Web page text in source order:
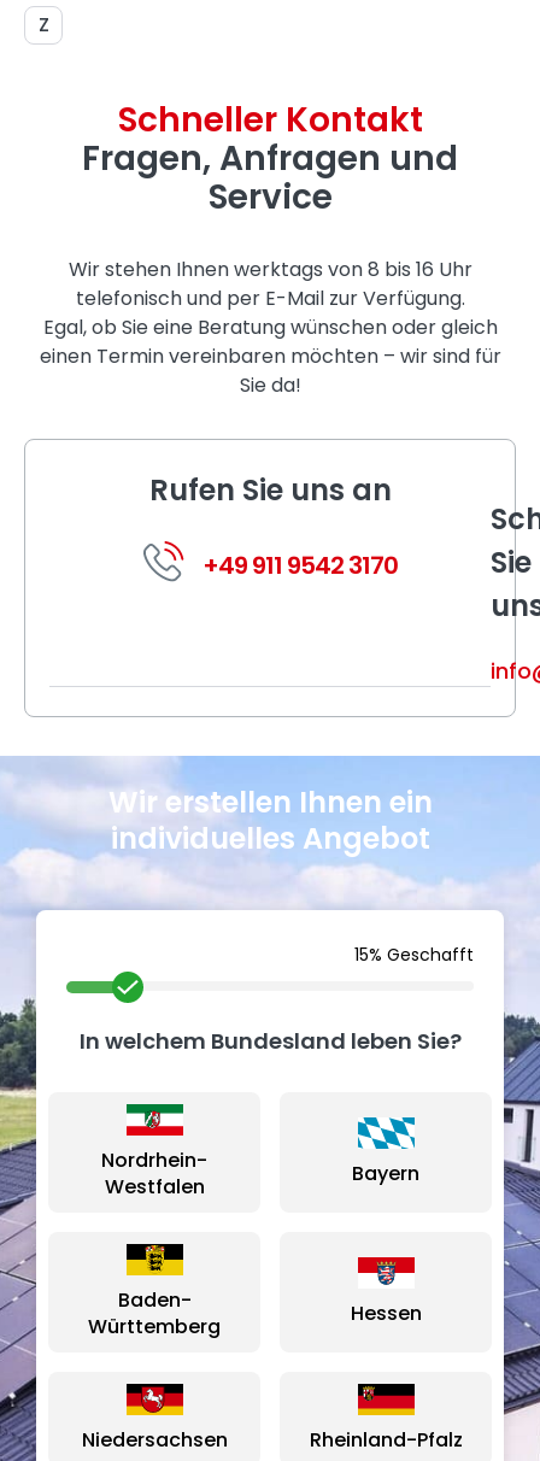
Z
Schneller Kontakt
Fragen, Anfragen und
Service
Wir stehen Ihnen werktags von 8 bis 16 Uhr
telefonisch und per E-Mail zur Verfügung.
Egal, ob Sie eine Beratung wünschen oder gleich
einen Termin vereinbaren möchten – wir sind für
Sie da!
Rufen Sie uns an
+49 911 9542 3170
Sie
Wir erstellen Ihnen ein
individuelles Angebot
15% Geschafft
In welchem Bundesland leben Sie?
Nordrhein-
Westfalen
Bayern
Baden-
Württemberg
Hessen
Niedersachsen Rheinland-Pfalz